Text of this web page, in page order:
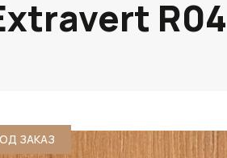
ЗАКАЗ